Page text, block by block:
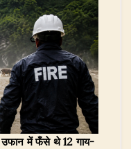
ar
e
उफान में फँसे थे 12 गाय-